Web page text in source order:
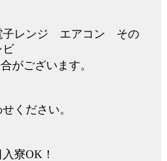
レンジ エアコン その
がございます。
ください。
寮OK！